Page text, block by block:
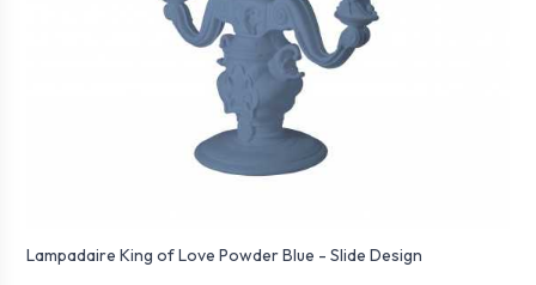
Lampadaire King of Love Powder Blue - Slide Design